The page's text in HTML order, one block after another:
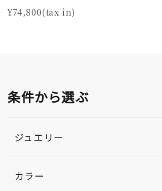
¥74,800(tax in)
条件から選ぶ
ジュエリー
カラー